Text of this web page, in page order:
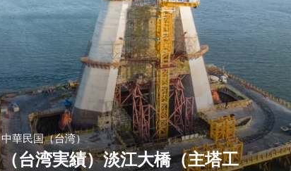
中華民国（台湾）
（台湾実績）淡江大橋（主塔工